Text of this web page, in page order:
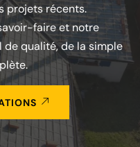
projets récents.
faire et notre
de qualité, de la simple